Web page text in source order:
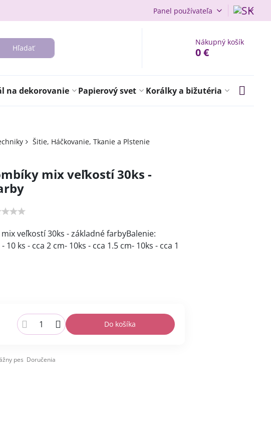
Panel používateľa
Hľadať
Nákupný košík
0 €
na dekorovanie Papierový svet Korálky a bižutéria
Šitie, Háčkovanie, Tkanie a Plstenie
mix veľkostí 30ks -
veľkostí 30ks - základné farbyBalenie:
10 ks - cca 2 cm- 10ks - cca 1.5 cm- 10ks - cca 1
Do košíka
pes Doručenia